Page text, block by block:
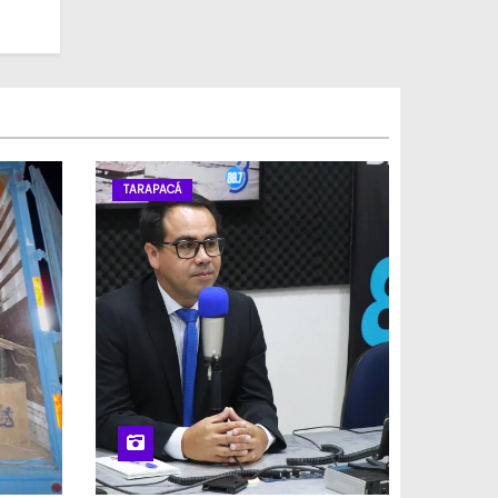
TARAPACÁ